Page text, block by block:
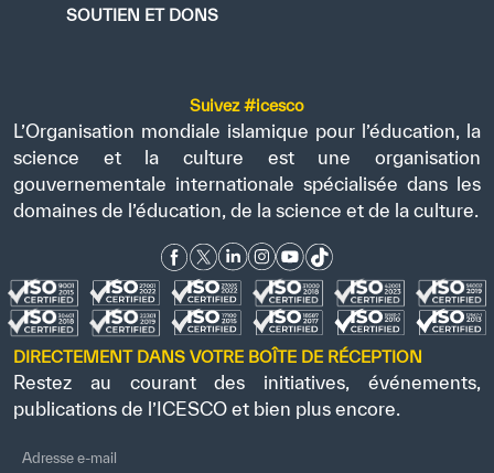
SOUTIEN ET DONS
Suivez #icesco
L’Organisation mondiale islamique pour l’éducation, la
science et la culture est une organisation
gouvernementale internationale spécialisée dans les
domaines de l’éducation, de la science et de la culture.
DIRECTEMENT DANS VOTRE BOÎTE DE RÉCEPTION
Restez au courant des initiatives, événements,
publications de l’ICESCO et bien plus encore.